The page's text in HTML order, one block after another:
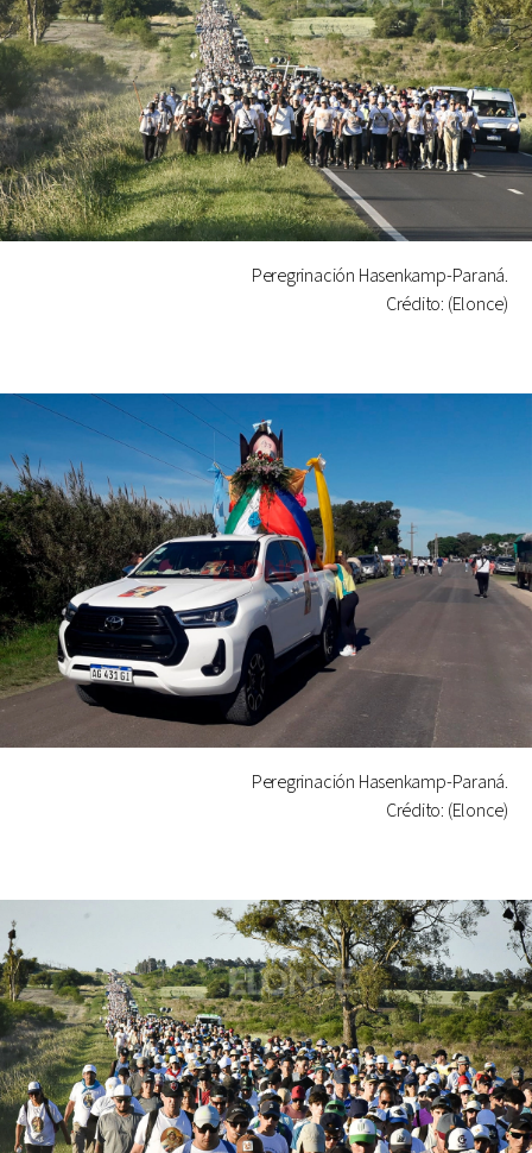
Peregrinación Hasenkamp-Paraná.
Crédito: (Elonce)
Peregrinación Hasenkamp-Paraná.
Crédito: (Elonce)